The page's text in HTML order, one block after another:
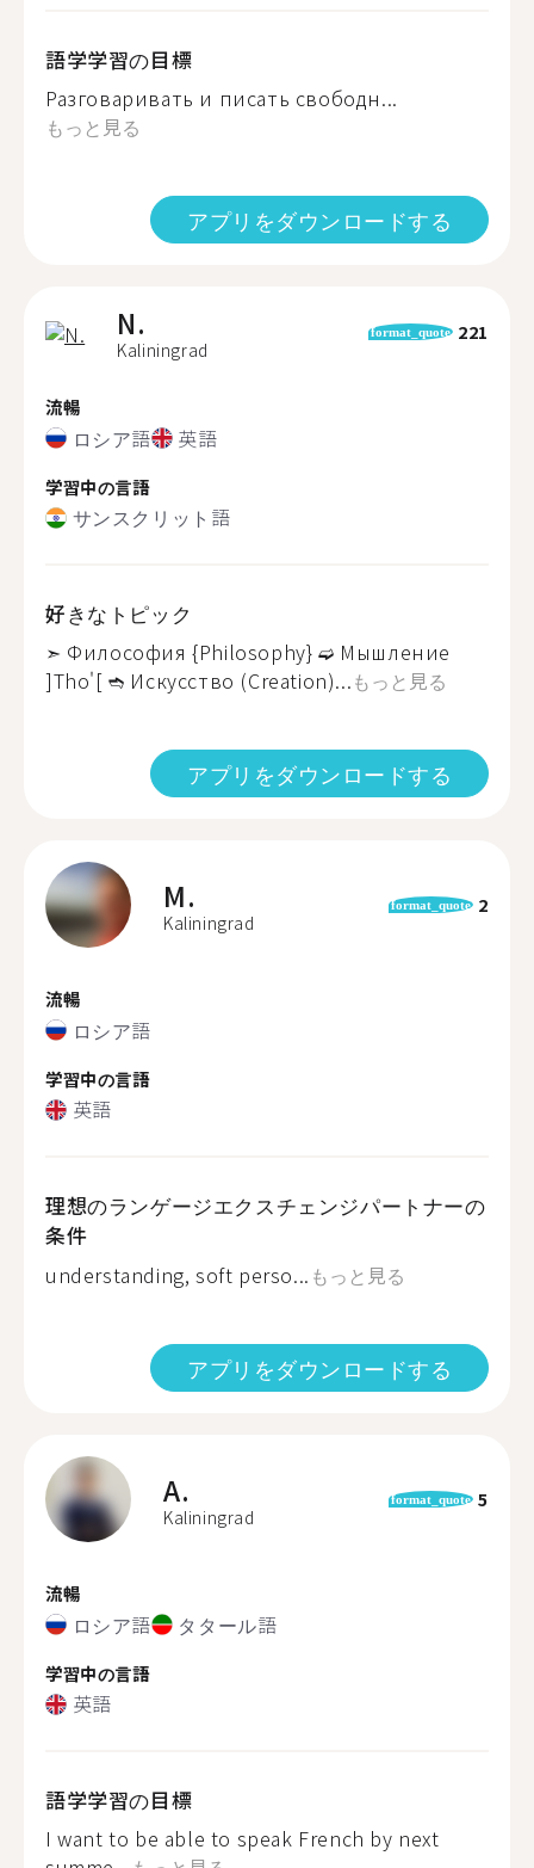
語学学習の目標
Разговаривать и писать свободн...
もっと見る
アプリをダウンロードする
N.
Kaliningrad
format_quote 221
流暢
ロシア語 英語
学習中の言語
サンスクリット語
好きなトピック
➣ Философия {Philosophy} ➫ Мышление
]Tho'[ ➬ Искусство (Creation)...もっと見る
アプリをダウンロードする
M.
Kaliningrad
format_quote 2
流暢
ロシア語
学習中の言語
英語
理想のランゲージエクスチェンジパートナーの
条件
understanding, soft perso... もっと見る
アプリをダウンロードする
A.
Kaliningrad
format_quote 5
流暢
ロシア語 タタール語
学習中の言語
英語
語学学習の目標
I want to be able to speak French by next